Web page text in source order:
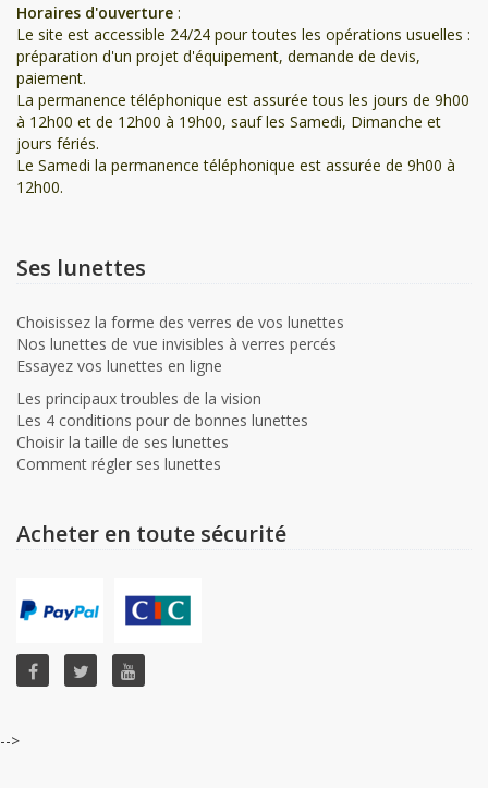
Horaires d'ouverture :
Le site est accessible 24/24 pour toutes les opérations usuelles :
préparation d'un projet d'équipement, demande de devis,
paiement.
La permanence téléphonique est assurée tous les jours de 9h00
à 12h00 et de 12h00 à 19h00, sauf les Samedi, Dimanche et
jours fériés.
Le Samedi la permanence téléphonique est assurée de 9h00 à
12h00.
Ses lunettes
Choisissez la forme des verres de vos lunettes
Nos lunettes de vue invisibles à verres percés
Essayez vos lunettes en ligne
Les principaux troubles de la vision
Les 4 conditions pour de bonnes lunettes
Choisir la taille de ses lunettes
Comment régler ses lunettes
Acheter en toute sécurité
-->